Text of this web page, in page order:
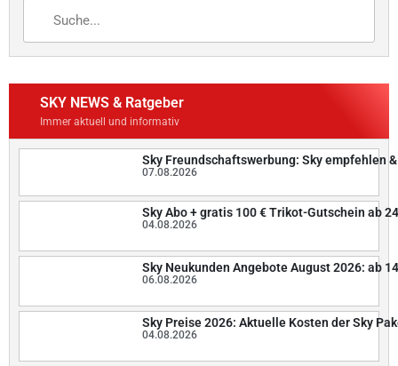
SKY NEWS & Ratgeber
Immer aktuell und informativ
Sky Freundschaftswerbung: Sky empfehlen
07.08.2026
Sky Abo + gratis 100 € Trikot-Gutschein ab
04.08.2026
Sky Neukunden Angebote August 2026: ab
06.08.2026
Sky Preise 2026: Aktuelle Kosten der Sky
04.08.2026